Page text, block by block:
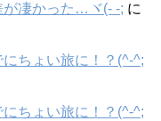
が凄かった…ヾ(- -; に
ちょい旅に！？(^-^;
ちょい旅に！？(^-^;